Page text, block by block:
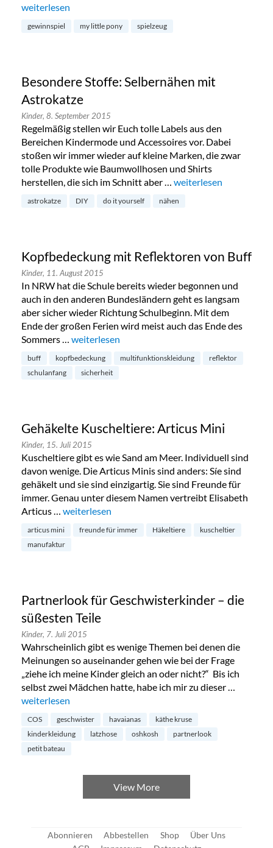
„Gewinne mit Hasbro 5 Riesen-Fanpakete von
weiterlesen
gewinnspiel my little pony spielzeug
Besondere Stoffe: Selbernähen mit
Astrokatze
Kinder, 8. September 2015
Regelmäßig stellen wir Euch tolle Labels aus den
Bereichen Kindermode und Accessoires vor. Dabei
stoßen wir immer wieder auf kleine Marken, die zwar
tolle Produkte wie Baumwollhosen und Shirts
herstellen, die sich im Schnitt aber … „Besondere Stoffe:
weiterlesen
astrokatze DIY do it yourself nähen
Kopfbedeckung mit Reflektoren von Buff
Kinder, 11. August 2015
In NRW hat die Schule bereits wieder begonnen und
auch in den anderen Bundesländern geht es langsam
aber sicher wieder Richtung Schulbeginn. Mit dem
Ende der großen Ferien wird meist auch das Ende des
Sommers … „Kopfbedeckung mit Reflektoren von Buff“
weiterlesen
buff kopfbedeckung multifunktionskleidung
reflektor
schulanfang
sicherheit
Gehäkelte Kuscheltiere: Articus Mini
Kinder, 15. Juli 2015
Kuscheltiere gibt es wie Sand am Meer. Individuell sind
davon wenige. Die Articus Minis sind anders: Síe sind
gehäkelt und sie sind einzigartig. Sie sind Freunde für
immer. Genau unter diesem Namen vertreibt Elisabeth
Articus … „Gehäkelte Kuscheltiere: Articus Mini“
weiterlesen
articus mini freunde für immer Häkeltiere
kuscheltier
manufaktur
Partnerlook für Geschwisterkinder – die
süßesten Teile
Kinder, 7. Juli 2015
Wahrscheinlich gibt es wenige Themen bei denen die
Meinungen so auseinander gehen wie bei der Frage
„ziehe ich meine Kinder gleich an oder nicht?“ Bis ich
selbst zwei Mädchen hatte, habe ich mir zu dieser …
„Partnerlook für Geschwisterkinder – die süßesten Teile“
weiterlesen
COS geschwister havaianas
käthe kruse
kinderkleidung
latzhose oshkosh
partnerlook
petit bateau
View More
Abonnieren Abbestellen Shop
Über Uns